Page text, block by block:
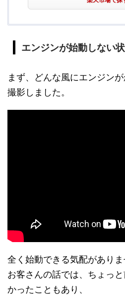
エンジンが始動しない
まず、どんな風にエンジン
撮影しました。
全く始動できる気配がありま
お客さんの話では、ちょっ
かったこともあり、